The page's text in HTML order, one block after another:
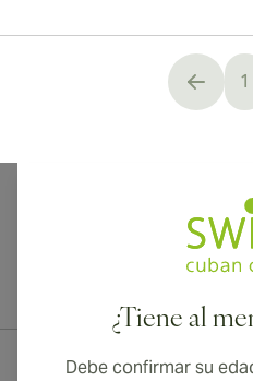
1
¿Tiene al
Debe confirmar su